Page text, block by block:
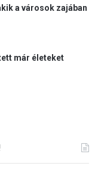
a városok zajában
már életeket